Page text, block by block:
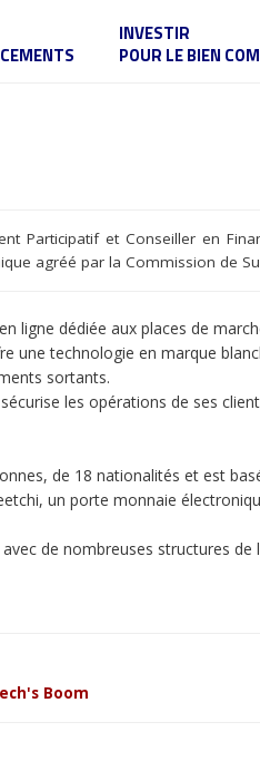
INVESTIR
POUR LE BIEN
Participatif et Conseiller en
agréé par la Commission de
ligne dédiée aux places de
une technologie en marque
sortants.
les opérations de ses
de 18 nationalités et est
un porte monnaie
de nombreuses structures
Boom